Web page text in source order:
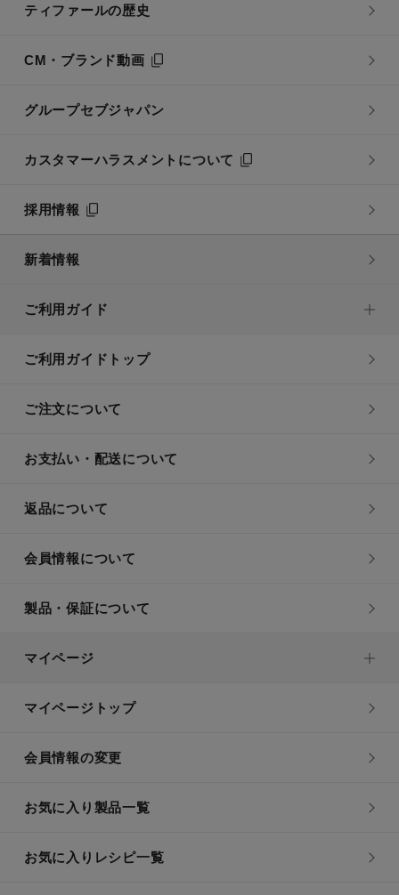
ティファールの歴史
CM・ブランド動画
グループセブジャパン
カスタマーハラスメントについて
採用情報
新着情報
ご利用ガイド
ご利用ガイドトップ
ご注文について
お支払い・配送について
返品について
会員情報について
製品・保証について
マイページ
マイページトップ
会員情報の変更
お気に入り製品一覧
お気に入りレシピ一覧